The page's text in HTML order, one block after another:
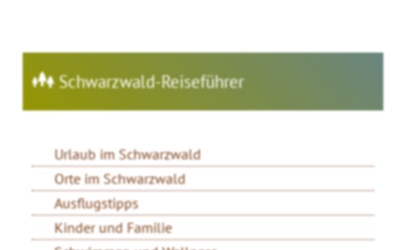
Schwarzwald-Reiseführer
Urlaub im Schwarzwald
Orte im Schwarzwald
Ausflugstipps
Kinder und Familie